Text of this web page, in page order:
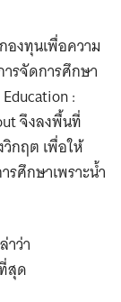
องทุนเพื่อความ
รจัดการศึกษา
:
จึงลงพื้นที่
กฤต เพื่อให้
รศึกษาเพราะน้ำ
าว่า
สุด